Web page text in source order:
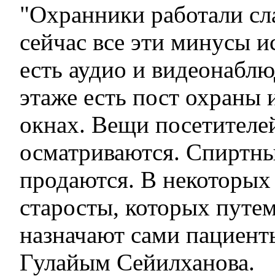
"Охранники работали
сейчас все эти минусы
есть аудио и
этаже есть пост охраны
окнах. Вещи
осматриваются.
продаются. В некоторых
старосты, которых
назначают сами
Гулайым Сейилханова.